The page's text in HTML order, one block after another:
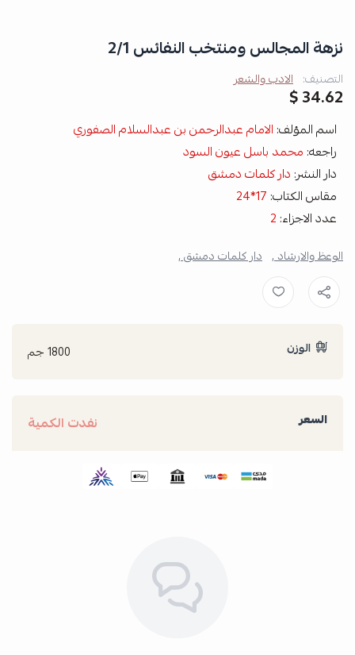
نزهة المجالس ومنتخب النفائس 2/1
التصنيف: الادب والشعر
34.62 $
اسم المؤلف: الامام عبدالرحمن بن عبدالسلام الصفوري
راجعه: محمد باسل عيون السود
دار النشر: دار كلمات دمشق
مقاس الكتاب: 17*24
عدد الاجزاء:
الوعظ والارشاد , دار كلمات دمشق ,
الوزن 1800 جم
السعر نفدت الكمية